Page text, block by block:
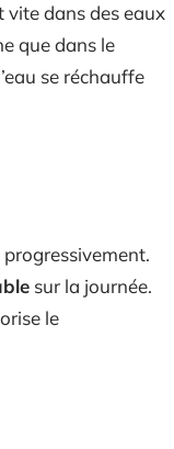
vite dans des eaux
que dans le
se réchauffe
sur la journée.
le